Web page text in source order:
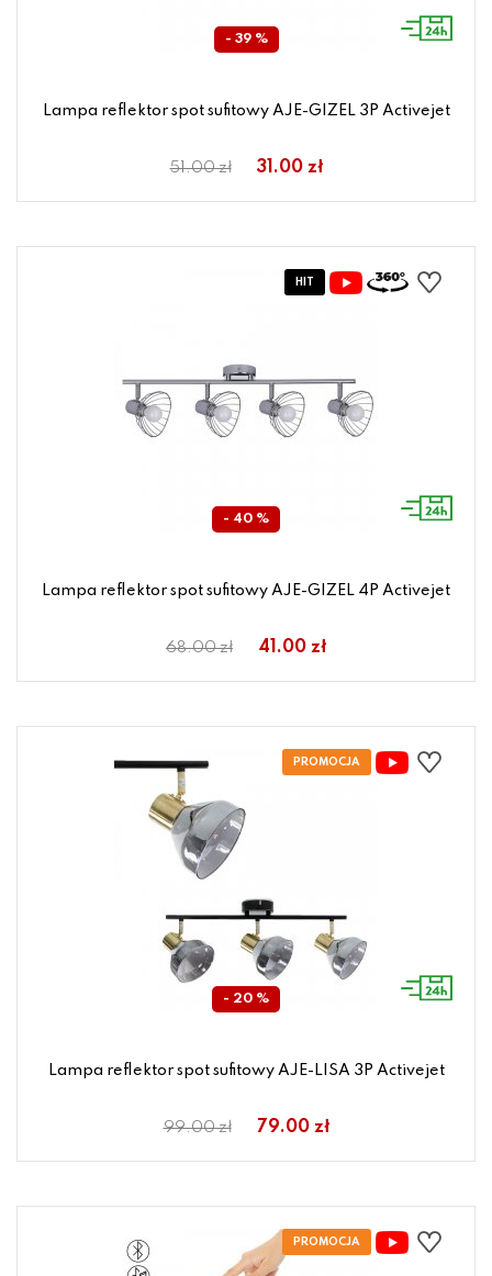
- 39 %
Lampa reflektor spot sufitowy AJE-GIZEL 3P Activejet
51.00 zł 31.00 zł
- 40 %
Lampa reflektor spot sufitowy AJE-GIZEL 4P Activejet
68.00 zł 41.00 zł
- 20 %
Lampa reflektor spot sufitowy AJE-LISA 3P Activejet
99.00 zł 79.00 zł